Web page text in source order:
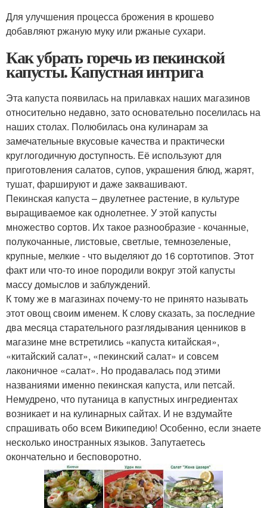
Для улучшения процесса брожения в крошево
добавляют ржаную муку или ржаные сухари.
Как убрать горечь из пекинской
капусты. Капустная интрига
Эта капуста появилась на прилавках наших магазинов
относительно недавно, зато основательно поселилась на
наших столах. Полюбилась она кулинарам за
замечательные вкусовые качества и практически
круглогодичную доступность. Её используют для
приготовления салатов, супов, украшения блюд, жарят,
тушат, фаршируют и даже заквашивают.
Пекинская капуста – двулетнее растение, в культуре
выращиваемое как однолетнее. У этой капусты
множество сортов. Их такое разнообразие - кочанные,
полукочанные, листовые, светлые, темнозеленые,
крупные, мелкие - что выделяют до 16 сортотипов. Этот
факт или что-то иное породили вокруг этой капусты
массу домыслов и заблуждений.
К тому же в магазинах почему-то не принято называть
этот овощ своим именем. К слову сказать, за последние
два месяца старательного разглядывания ценников в
магазине мне встретились «капуста китайская»,
«китайский салат», «пекинский салат» и совсем
лаконичное «салат». Но продавалась под этими
названиями именно пекинская капуста, или петсай.
Немудрено, что путаница в капустных ингредиентах
возникает и на кулинарных сайтах. И не вздумайте
спрашивать обо всем Википедию! Особенно, если знаете
несколько иностранных языков. Запутаетесь
окончательно и бесповоротно.